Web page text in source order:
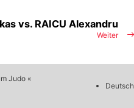
Weiter
vs. RAICU Alexandru
Judo «
Deutsch